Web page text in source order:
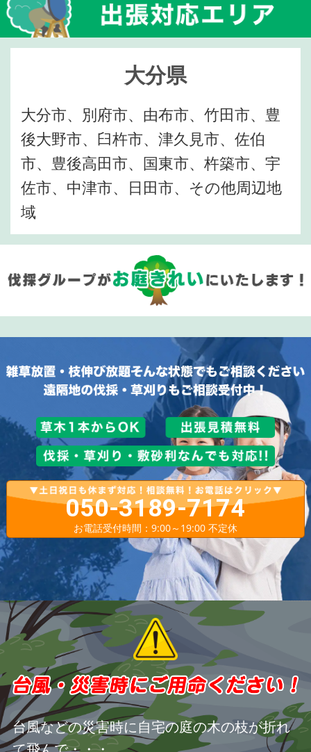
大分県
大分市、別府市、由布市、竹田市、豊
後大野市、臼杵市、津久見市、佐伯
市、豊後高田市、国東市、杵築市、宇
佐市、中津市、日田市、その他周辺地
域
050-3189-7174
お電話受付時間：9:00～19:00 不定休
台風などの災害時に自宅の庭の木の枝が折れ